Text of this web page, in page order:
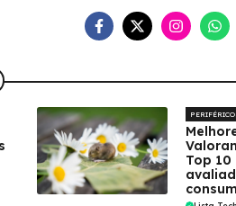
Top 10